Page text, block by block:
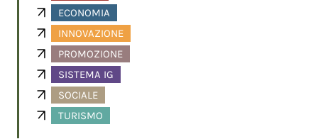
ECONOMIA
INNOVAZIONE
PROMOZIONE
SISTEMA IG
SOCIALE
TURISMO